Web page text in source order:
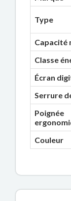
Type
Capacité
Classe
Écran
Serrure
Poignée
Couleur